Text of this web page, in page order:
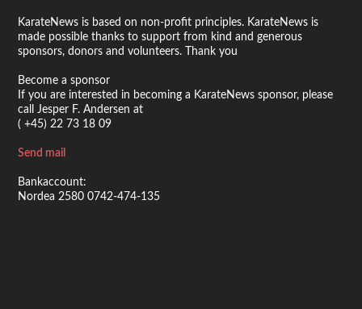
KarateNews is based on non-profit principles. KarateNews is
made possible thanks to support from kind and generous
sponsors, donors and volunteers. Thank you
Become a sponsor
If you are interested in becoming a KarateNews sponsor, please
call Jesper F. Andersen at
( +45) 22 73 18 09
Send mail
Bankaccount:
Nordea 2580 0742-474-135